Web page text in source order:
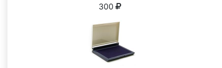
КРАСНАЯ 28ml
300